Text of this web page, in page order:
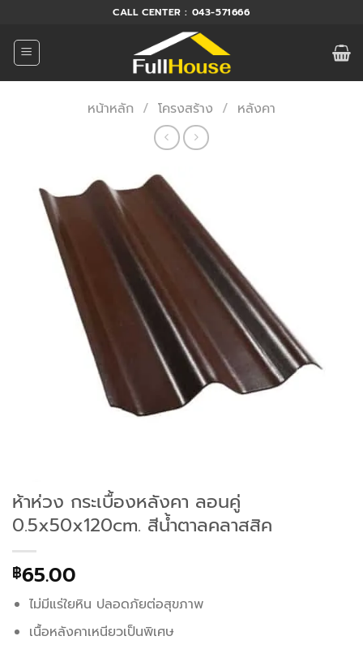
ยัง
เนื้อหา
CALL CENTER : 043-571666
หน้าหลัก / โครงสร้าง / หลังคา
ห้าห่วง กระเบื้องหลังคา ลอนคู่
0.5x50x120cm. สีน้ำตาลคลาสสิค
฿65.00
ไม่มีแร่ใยหิน ปลอดภัยต่อสุขภาพ
เนื้อหลังคาเหนียวเป็นพิเศษ